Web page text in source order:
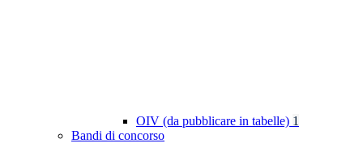
OIV (da pubblicare in tabelle) 1
Bandi di concorso